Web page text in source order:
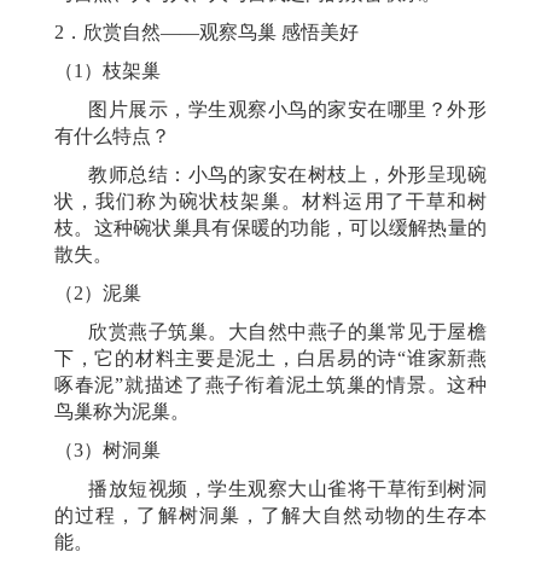
2．欣赏自然——观察鸟巢 感悟美好
（1）枝架巢
图片展示，学生观察小鸟的家安在哪里？外形
有什么特点？
教师总结：小鸟的家安在树枝上，外形呈现碗
状，我们称为碗状枝架巢。材料运用了干草和树
枝。这种碗状巢具有保暖的功能，可以缓解热量的
散失。
（2）泥巢
欣赏燕子筑巢。大自然中燕子的巢常见于屋檐
下，它的材料主要是泥土，白居易的诗“谁家新燕
啄春泥”就描述了燕子衔着泥土筑巢的情景。这种
鸟巢称为泥巢。
（3）树洞巢
播放短视频，学生观察大山雀将干草衔到树洞
的过程，了解树洞巢，了解大自然动物的生存本
能。